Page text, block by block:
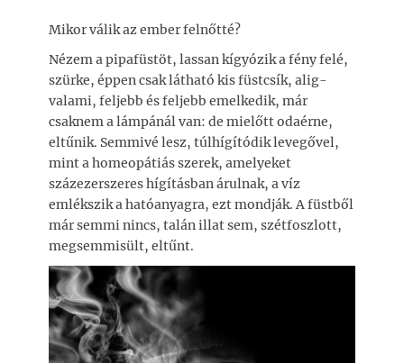
Mikor válik az ember felnőtté?
Nézem a pipafüstöt, lassan kígyózik a fény felé,
szürke, éppen csak látható kis füstcsík, alig-
valami, feljebb és feljebb emelkedik, már
csaknem a lámpánál van: de mielőtt odaérne,
eltűnik. Semmivé lesz, túlhígítódik levegővel,
mint a homeopátiás szerek, amelyeket
százezerszeres hígításban árulnak, a víz
emlékszik a hatóanyagra, ezt mondják. A füstből
már semmi nincs, talán illat sem, szétfoszlott,
megsemmisült, eltűnt.